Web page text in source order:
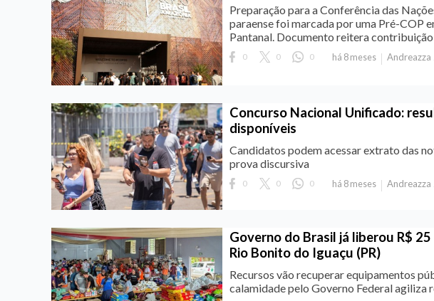
Preparação para a Conferência das
paraense foi marcada por uma Pré-COP
Pantanal. Documento reitera
0 0 0 há 8 meses Andreazza
Concurso Nacional Unificado:
disponíveis
Candidatos podem acessar extrato das
prova discursiva
0 0 0 há 8 meses Andreazza
Governo do Brasil já liberou R$
Rio Bonito do Iguaçu (PR)
Recursos vão recuperar equipamentos
calamidade pelo Governo Federal agiliza